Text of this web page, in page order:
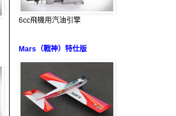
6cc飛機用汽油引擎
Mars（戰神）特仕版